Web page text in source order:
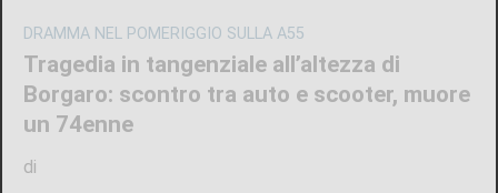
DRAMMA NEL POMERIGGIO SULLA A55
Tragedia in tangenziale all’altezza di
Borgaro: scontro tra auto e scooter, muore
un 74enne
di